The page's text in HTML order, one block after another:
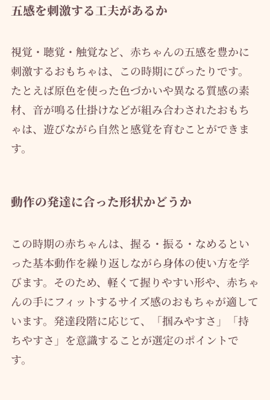
五感を刺激する工夫があるか
視覚・聴覚・触覚など、赤ちゃんの五感を豊かに
刺激するおもちゃは、この時期にぴったりです。
たとえば原色を使った色づかいや異なる質感の素
材、音が鳴る仕掛けなどが組み合わされたおもち
ゃは、遊びながら自然と感覚を育むことができま
す。
動作の発達に合った形状かどうか
この時期の赤ちゃんは、握る・振る・なめるとい
った基本動作を繰り返しながら身体の使い方を学
びます。そのため、軽くて握りやすい形や、赤ちゃ
んの手にフィットするサイズ感のおもちゃが適して
います。発達段階に応じて、「掴みやすさ」「持
ちやすさ」を意識することが選定のポイントで
す。